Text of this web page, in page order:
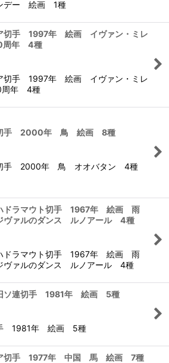
デー 絵画 1種
切手 1997年 絵画 イヴァン・ミレ
周年 4種
切手 1997年 絵画 イヴァン・ミレ
周年 4種
切手 2000年 鳥 絵画 8種
手 2000年 鳥 オオバタン 4種
ドラマウト切手 1967年 絵画 雨
ァルのダンス ルノアール 4種
ドラマウト切手 1967年 絵画 雨
ァルのダンス ルノアール 4種
ソ連切手 1981年 絵画 5種
1981年 絵画 5種
切手 1977年 中国 馬 絵画 7種